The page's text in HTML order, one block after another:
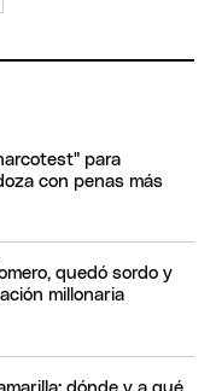
para
con penas más
quedó sordo y
millonaria